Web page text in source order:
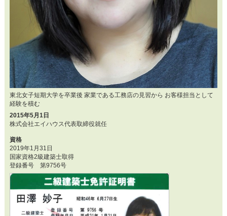
東北女子短期大学を卒業後 家業である工務店の見習から お客様担当として
経験を積む
2015年5月1日
株式会社エイハウス代表取締役就任
資格
2019年1月31日
国家資格2級建築士取得
登録番号 第9756号